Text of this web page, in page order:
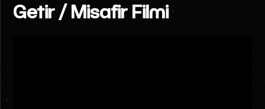
Getir / Misafir Filmi